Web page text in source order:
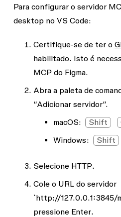
Para configurar o servidor
desktop no VS Code:
Certifique-se de ter o
habilitado. Isto é
MCP do Figma.
Abra a paleta de
“Adicionar servidor”.
macOS:
Shift
Windows:
Shift
Selecione HTTP.
Cole o URL do servidor
`http://127.0.0.1:3845/
pressione Enter.